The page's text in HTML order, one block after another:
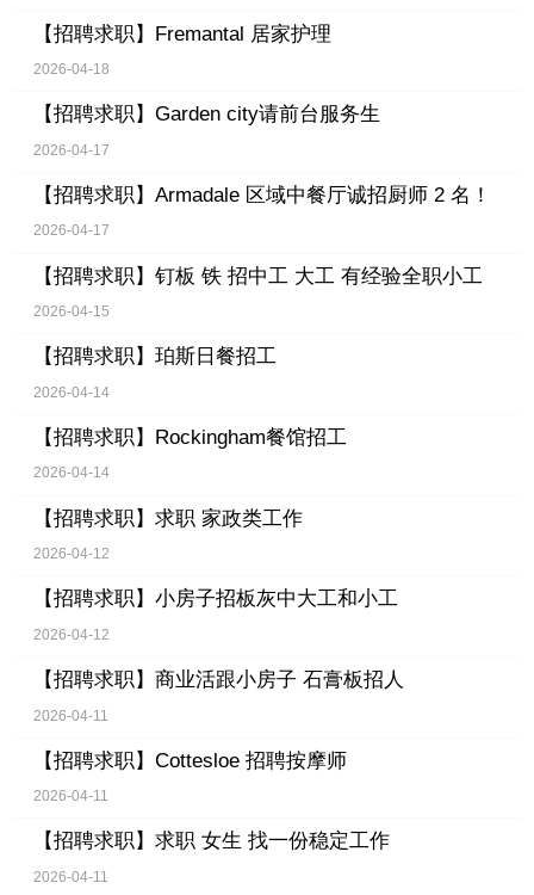
【招聘求职】 Fremantal 居家护理
2026-04-18
【招聘求职】 Garden city请前台服务生
2026-04-17
【招聘求职】 Armadale 区域中餐厅诚招厨师 2 名！
2026-04-17
【招聘求职】 钉板 铁 招中工 大工 有经验全职小工
2026-04-15
【招聘求职】 珀斯日餐招工
2026-04-14
【招聘求职】 Rockingham餐馆招工
2026-04-14
【招聘求职】 求职 家政类工作
2026-04-12
【招聘求职】 小房子招板灰中大工和小工
2026-04-12
【招聘求职】 商业活跟小房子 石膏板招人
2026-04-11
【招聘求职】 Cottesloe 招聘按摩师
2026-04-11
【招聘求职】 求职 女生 找一份稳定工作
2026-04-11